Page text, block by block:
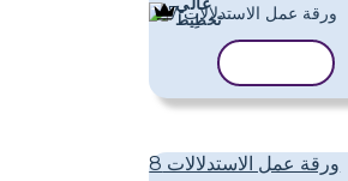
تَخطِيط
ورقة عمل الاستدلالات 8